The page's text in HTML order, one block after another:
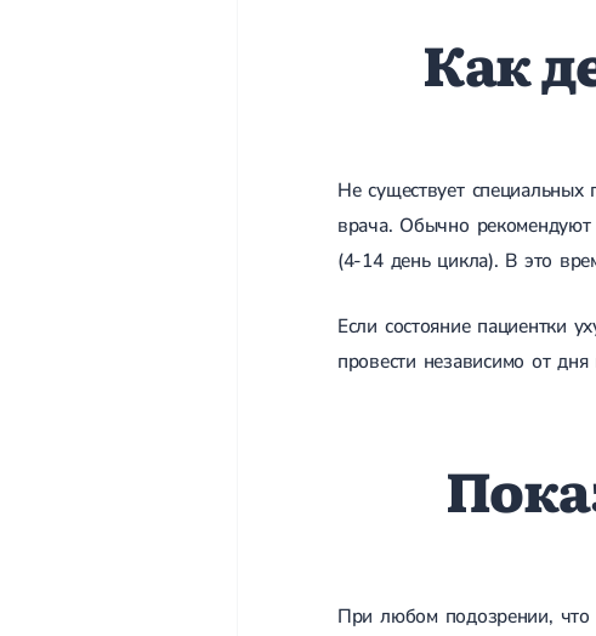
Как
Не существует
врача. Обычно
(4-14 день цикла). В это
Если состояние пациентки
провести независимо от дня
При любом подозрении, что